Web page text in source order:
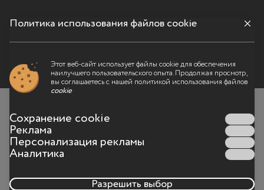
Меню
Auri Auri stand Omi Tovi
Детская ванночка с шезлонгом
Auri
CRL-17101
первых дней жизни, с анатомическим шезлонгом и
Политика использования файлов cookie
Этот веб-сайт использует файлы cookie для обеспечения
наилучшего пользовательского опыта. Продолжая просмотр,
вы соглашаетесь с нашей политикой использования файлов
cookie
Сохранение cookie
Реклама
Персонализация рекламы
Аналитика
Разрешить выбор